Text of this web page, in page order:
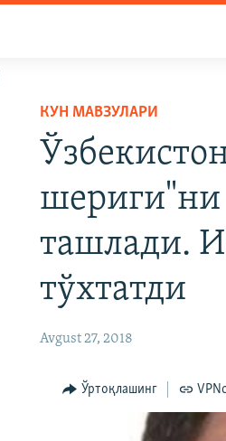
КУН МАВЗУЛАРИ
шериги"ни
ташлади.
тўхтатди
Avgust 27, 2018
Ўртоқлашинг